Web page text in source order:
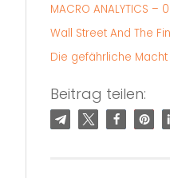
MACRO ANALYTICS
Wall Street And The
Die gefährliche
Beitrag teilen: